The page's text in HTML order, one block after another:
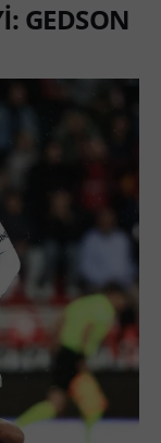
GEDSON